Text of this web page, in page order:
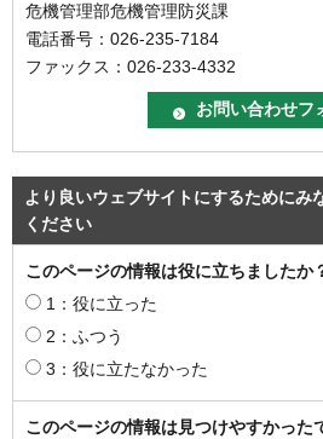
危機管理部危機管理防災課
電話番号：026-235-7184
ファックス：026-233-4332
より良いウェブサイトにするためにみ
ください
このページの情報は役に立ちましたか
1：役に立った
2：ふつう
3：役に立たなかった
このページの情報は見つけやすかった